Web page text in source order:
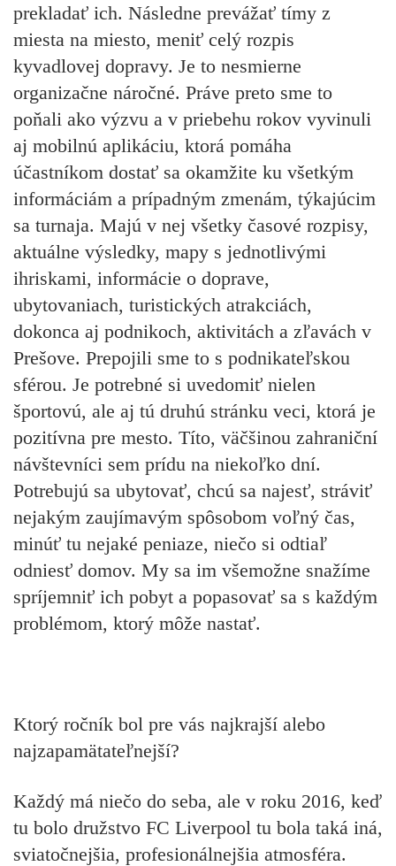
prekladať ich. Následne prevážať tímy z
miesta na miesto, meniť celý rozpis
kyvadlovej dopravy. Je to nesmierne
organizačne náročné. Práve preto sme to
poňali ako výzvu a v priebehu rokov vyvinuli
aj mobilnú aplikáciu, ktorá pomáha
účastníkom dostať sa okamžite ku všetkým
informáciám a prípadným zmenám, týkajúcim
sa turnaja. Majú v nej všetky časové rozpisy,
aktuálne výsledky, mapy s jednotlivými
ihriskami, informácie o doprave,
ubytovaniach, turistických atrakciách,
dokonca aj podnikoch, aktivitách a zľavách v
Prešove. Prepojili sme to s podnikateľskou
sférou. Je potrebné si uvedomiť nielen
športovú, ale aj tú druhú stránku veci, ktorá je
pozitívna pre mesto. Títo, väčšinou zahraniční
návštevníci sem prídu na niekoľko dní.
Potrebujú sa ubytovať, chcú sa najesť, stráviť
nejakým zaujímavým spôsobom voľný čas,
minúť tu nejaké peniaze, niečo si odtiaľ
odniesť domov. My sa im všemožne snažíme
spríjemniť ich pobyt a popasovať sa s každým
problémom, ktorý môže nastať.
Ktorý ročník bol pre vás najkrajší alebo
najzapamätateľnejší?
Každý má niečo do seba, ale v roku 2016, keď
tu bolo družstvo FC Liverpool tu bola taká iná,
sviatočnejšia, profesionálnejšia atmosféra.